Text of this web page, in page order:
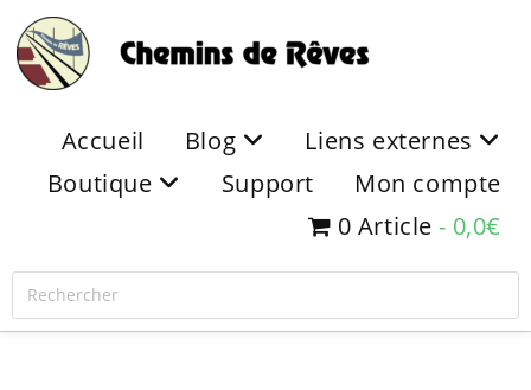
Accueil Blog
Liens externes
Boutique
Support
Mon compte
0 Article
0,0€